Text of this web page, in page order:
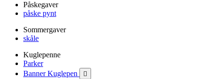
Påskegaver
påske pynt
Sommergaver
skåle
Kuglepenne
Parker
Banner Kuglepen
